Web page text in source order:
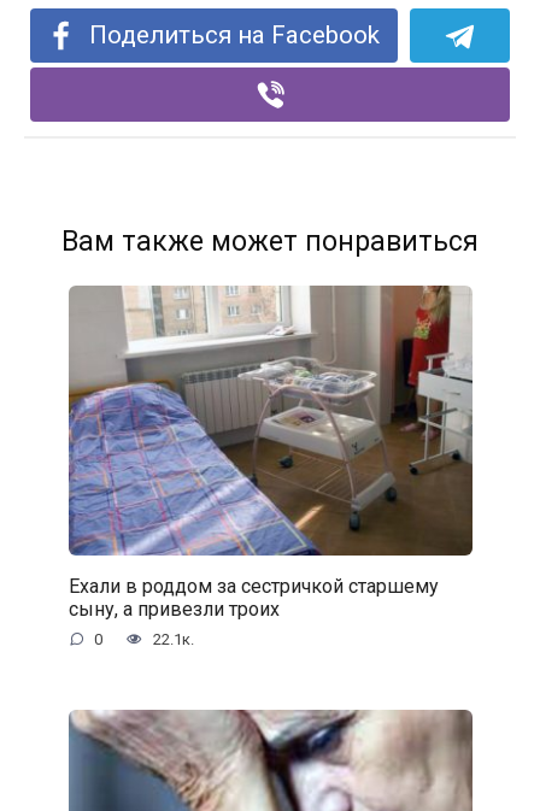
Поделиться на Facebook
Вам также может понравиться
Ехали в роддом за сестричкой старшему
сыну, а привезли троих
0 22.1к.